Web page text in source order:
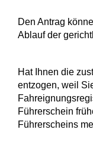
Den Antrag
Ablauf der
Hat Ihnen die
entzogen, weil
Führerschein
Führerscheins